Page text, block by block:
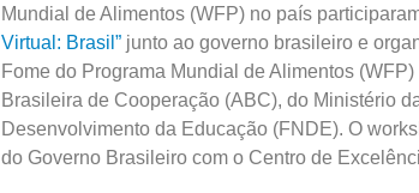
Mundial de Alimentos (WFP) no país
Virtual: Brasil”junto ao governo brasileiro e
Fome do Programa Mundial de Alimentos
Brasileira de Cooperação (ABC), do Ministério
Desenvolvimento da Educação (FNDE). O
do Governo Brasileiro com o Centro de